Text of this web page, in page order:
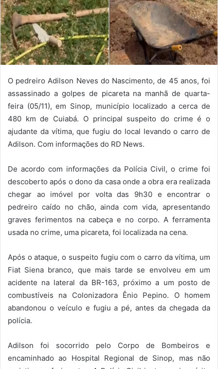
O pedreiro Adilson Neves do Nascimento, de 45 anos, foi
assassinado a golpes de picareta na manhã de quarta-
feira (05/11), em Sinop, município localizado a cerca de
480 km de Cuiabá. O principal suspeito do crime é o
ajudante da vítima, que fugiu do local levando o carro de
Adilson. Com informações do RD News.
De acordo com informações da Polícia Civil, o crime foi
descoberto após o dono da casa onde a obra era realizada
chegar ao imóvel por volta das 9h30 e encontrar o
pedreiro caído no chão, ainda com vida, apresentando
graves ferimentos na cabeça e no corpo. A ferramenta
usada no crime, uma picareta, foi localizada na cena.
Após o ataque, o suspeito fugiu com o carro da vítima, um
Fiat Siena branco, que mais tarde se envolveu em um
acidente na lateral da BR-163, próximo a um posto de
combustíveis na Colonizadora Ênio Pepino. O homem
abandonou o veículo e fugiu a pé, antes da chegada da
polícia.
Adilson foi socorrido pelo Corpo de Bombeiros e
encaminhado ao Hospital Regional de Sinop, mas não